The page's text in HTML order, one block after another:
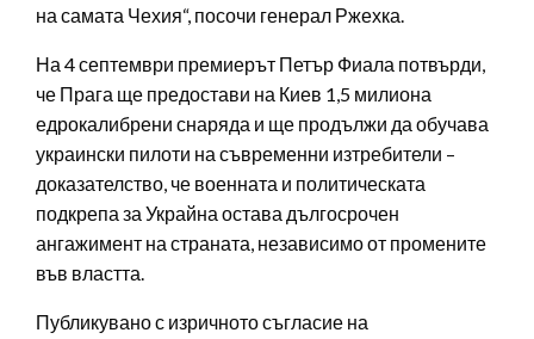
на самата Чехия“, посочи генерал Ржехка.
На 4 септември премиерът Петър Фиала потвърди,
че Прага ще предостави на Киев 1,5 милиона
едрокалибрени снаряда и ще продължи да обучава
украински пилоти на съвременни изтребители –
доказателство, че военната и политическата
подкрепа за Украйна остава дългосрочен
ангажимент на страната, независимо от промените
във властта.
Публикувано с изричното съгласие на